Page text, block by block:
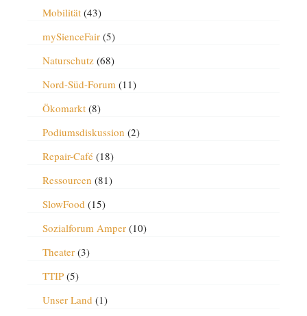
Mobilität(43)
mySienceFair(5)
Naturschutz(68)
Nord-Süd-Forum(11)
Ökomarkt(8)
Podiumsdiskussion (2)
Repair-Café(18)
Ressourcen (81)
SlowFood (15)
Sozialforum Amper(10)
Theater(3)
TTIP(5)
Unser Land (1)